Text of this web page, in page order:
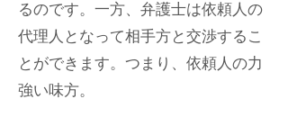
るのです。 一方、弁護士は依頼人の
代理人となって相手方と交渉するこ
とができます。つまり、依頼人の力
強い味方。